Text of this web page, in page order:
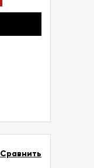
Сравнить